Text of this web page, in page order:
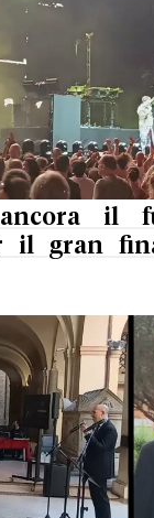
il
il gran